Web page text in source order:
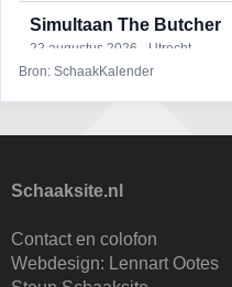
Simultaan The Butcher
22 augustus 2026 · Utrecht
25 augustus 2026 · Bunschoten-
27 augustus 2026 · Delft
Bron: SchaakKalender
Schaaksite.nl
Contact en colofon
Webdesign: Lennart Ootes